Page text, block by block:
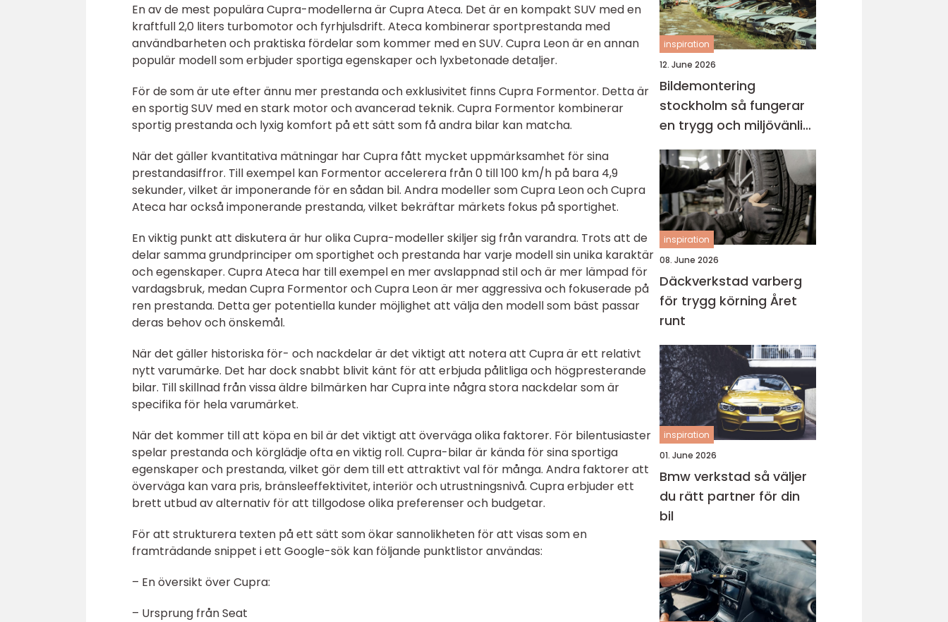
En av de mest populära Cupra-modellerna är Cupra Ateca. Det är en kompakt SUV med en
kraftfull 2,0 liters turbomotor och fyrhjulsdrift. Ateca kombinerar sportprestanda med
användbarheten och praktiska fördelar som kommer med en SUV. Cupra Leon är en annan
populär modell som erbjuder sportiga egenskaper och lyxbetonade detaljer.
För de som är ute efter ännu mer prestanda och exklusivitet finns Cupra Formentor. Detta är
en sportig SUV med en stark motor och avancerad teknik. Cupra Formentor kombinerar
sportig prestanda och lyxig komfort på ett sätt som få andra bilar kan matcha.
När det gäller kvantitativa mätningar har Cupra fått mycket uppmärksamhet för sina
prestandasiffror. Till exempel kan Formentor accelerera från 0 till 100 km/h på bara 4,9
sekunder, vilket är imponerande för en sådan bil. Andra modeller som Cupra Leon och Cupra
Ateca har också imponerande prestanda, vilket bekräftar märkets fokus på sportighet.
En viktig punkt att diskutera är hur olika Cupra-modeller skiljer sig från varandra. Trots att de
delar samma grundprinciper om sportighet och prestanda har varje modell sin unika karaktär
och egenskaper. Cupra Ateca har till exempel en mer avslappnad stil och är mer lämpad för
vardagsbruk, medan Cupra Formentor och Cupra Leon är mer aggressiva och fokuserade på
ren prestanda. Detta ger potentiella kunder möjlighet att välja den modell som bäst passar
deras behov och önskemål.
När det gäller historiska för- och nackdelar är det viktigt att notera att Cupra är ett relativt
nytt varumärke. Det har dock snabbt blivit känt för att erbjuda pålitliga och högpresterande
bilar. Till skillnad från vissa äldre bilmärken har Cupra inte några stora nackdelar som är
specifika för hela varumärket.
När det kommer till att köpa en bil är det viktigt att överväga olika faktorer. För bilentusiaster
spelar prestanda och körglädje ofta en viktig roll. Cupra-bilar är kända för sina sportiga
egenskaper och prestanda, vilket gör dem till ett attraktivt val för många. Andra faktorer att
överväga kan vara pris, bränsleeffektivitet, interiör och utrustningsnivå. Cupra erbjuder ett
brett utbud av alternativ för att tillgodose olika preferenser och budgetar.
För att strukturera texten på ett sätt som ökar sannolikheten för att visas som en
framträdande snippet i ett Google-sök kan följande punktlistor användas:
– En översikt över Cupra:
– Ursprung från Seat
inspiration
12. June 2026
Bildemontering
stockholm så fungerar
en trygg och miljövänlig
bilskrot
inspiration
08. June 2026
Däckverkstad varberg
för trygg körning Året
runt
inspiration
01. June 2026
Bmw verkstad så väljer
du rätt partner för din
bil